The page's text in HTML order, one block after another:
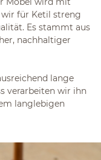
für Ketil streng
Es stammt aus
nachhaltiger
lange
verarbeiten wir ihn
langlebigen